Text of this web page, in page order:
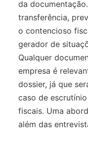
da
transferência,
o contencioso
gerador de
Qualquer
empresa é
dossier, já que
caso de
fiscais. Uma
além das